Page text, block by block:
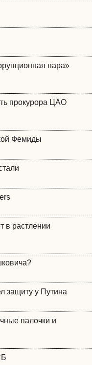
пара»
прокурора ЦАО
Фемиды
в растлении
защиту у Путина
палочки и